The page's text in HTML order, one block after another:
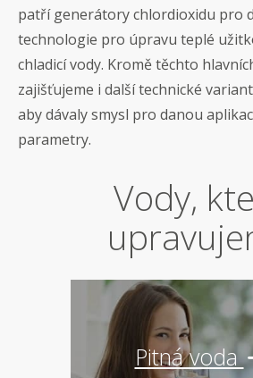
patří generátory chlordioxidu pro
technologie pro úpravu teplé
chladicí vody. Kromě těchto
zajišťujeme i další technické
aby dávaly smysl pro danou
parametry.
Vody,
Pitná voda